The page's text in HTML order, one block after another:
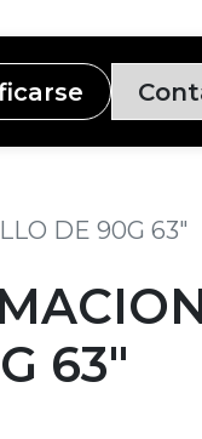
DE 90G 63"
63"